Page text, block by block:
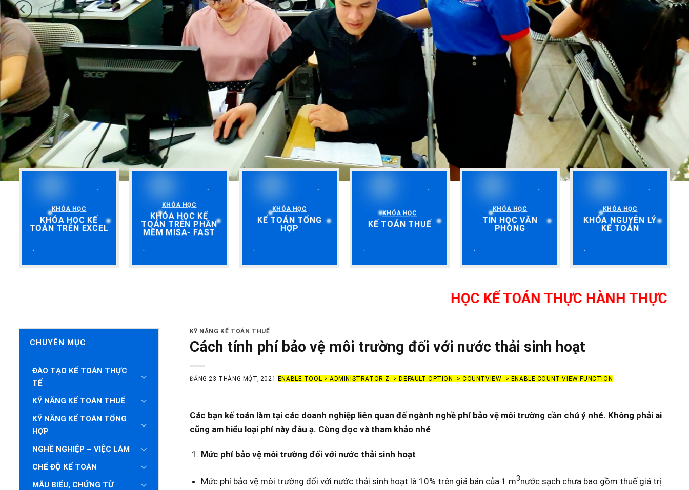
KHÓA HỌC
KHÓA HỌC KẾ
TOÁN TRÊN EXCEL
KHÓA HỌC
KHÓA HỌC KẾ
TOÁN TRÊN PHẦN
MỀM MISA- FAST
KHÓA HỌC
KẾ TOÁN TỔNG
HỢP
KHÓA HỌC
KẾ TOÁN THUẾ
KHÓA HỌC
TIN HỌC VĂN
PHÒNG
KHÓA HỌC
KHÓA NGUYÊN LÝ
KẾ TOÁN
HỌC KẾ TOÁN THỰC HÀNH THỰC TẾ TẠI
CHUYÊN MỤC
ĐÀO TẠO KẾ TOÁN THỰC
TẾ
KỸ NĂNG KẾ TOÁN THUẾ
KỸ NĂNG KẾ TOÁN TỔNG
HỢP
NGHỀ NGHIỆP – VIỆC LÀM
CHẾ ĐỘ KẾ TOÁN
MẪU BIỂU, CHỨNG TỪ
KỸ NĂNG KẾ TOÁN THUẾ
Cách tính phí bảo vệ môi trường đối với nước thải sinh hoạt
ĐĂNG23 THÁNG MỘT, 2021 ENABLE TOOL-> ADMINISTRATOR Z -> DEFAULT OPTION -> COUNTVIEW -> ENABLE COUNT VIEW FUNCTION
Các bạn kế toán làm tại các doanh nghiệp liên quan đế ngành nghề phí bảo vệ môi trường cần chú ý nhé. Không phải ai
cũng am hiểu loại phí này đâu ạ. Cùng đọc và tham khảo nhé
Mức phí bảo vệ môi trường đối với nước thải sinh hoạt
Mức phí bảo vệ môi trường đối với nước thải sinh hoạt là 10% trên giá bán của 1 m3nước sạch chưa bao gồm thuế giá trị